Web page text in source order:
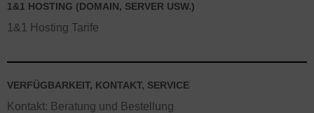
1&1 HOSTING (DOMAIN, SERVER USW.)
1&1 Hosting Tarife
VERFÜGBARKEIT, KONTAKT, SERVICE
Kontakt: Beratung und Bestellung